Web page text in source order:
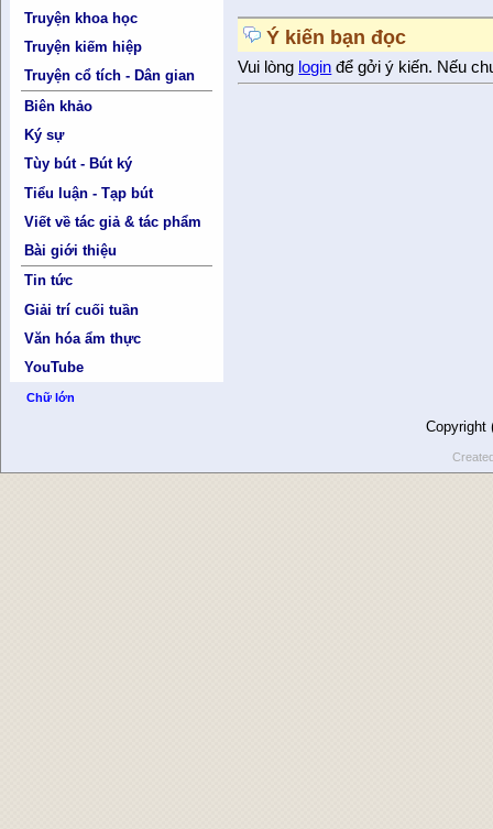
Truyện khoa học
Truyện kiếm hiệp
Truyện cổ tích - Dân gian
Biên khảo
Ký sự
Tùy bút - Bút ký
Tiểu luận - Tạp bút
Viết về tác giả & tác phẩm
Bài giới thiệu
Tin tức
Giải trí cuối tuần
Văn hóa ẩm thực
YouTube
Chữ lớn
Ý kiến bạn đọc
Vui lòng login để gởi ý kiến. Nếu
Copyright